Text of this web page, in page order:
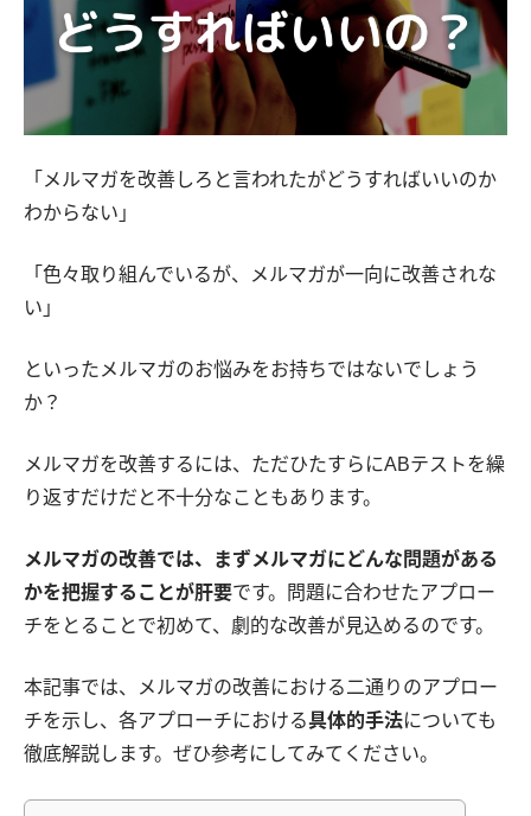
「メルマガを改善しろと言われたがどうすればいいのか
わからない」
「色々取り組んでいるが、メルマガが一向に改善されな
い」
といったメルマガのお悩みをお持ちではないでしょう
か？
メルマガを改善するには、ただひたすらにABテストを繰
り返すだけだと不十分なこともあります。
メルマガの改善では、まずメルマガにどんな問題がある
かを把握することが肝要です。問題に合わせたアプロー
チをとることで初めて、劇的な改善が見込めるのです。
本記事では、メルマガの改善における二通りのアプロー
チを示し、各アプローチにおける具体的手法についても
徹底解説します。ぜひ参考にしてみてください。